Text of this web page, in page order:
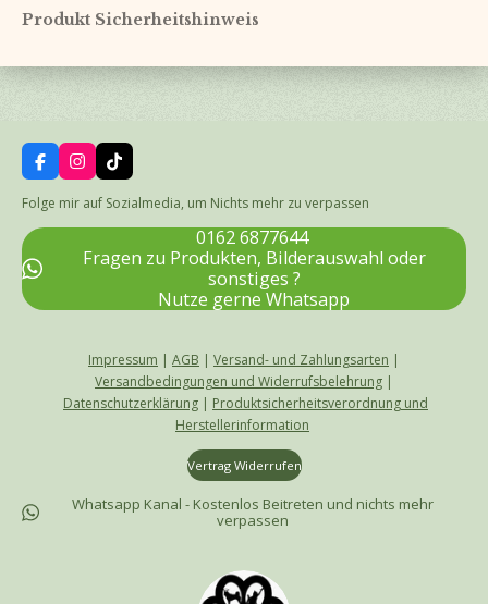
Produkt Sicherheitshinweis
F
a
c
e
b
o
k
I
n
s
a
T
i
k
o
Folge mir auf Sozialmedia, um Nichts mehr zu verpassen
0162 6877644
Fragen zu Produkten, Bilderauswahl oder
sonstiges ?
Nutze gerne Whatsapp
Impressum | AGB | Versand- und Zahlungsarten |
Versandbedingungen und Widerrufsbelehrung |
Datenschutzerklärung | Produktsicherheitsverordnung und
Herstellerinformation
Vertrag Widerrufen
Whatsapp Kanal - Kostenlos Beitreten und nichts mehr
verpassen